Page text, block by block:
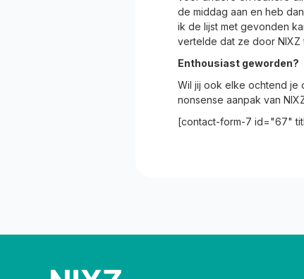
de middag aan en heb
ik de lijst met gevonden
vertelde dat ze door NIXZ
Enthousiast geworden?
Wil jij ook elke ochtend je
nonsense aanpak van
[contact-form-7 id="67"